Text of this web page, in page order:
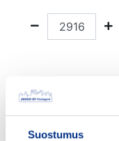
Suostumus